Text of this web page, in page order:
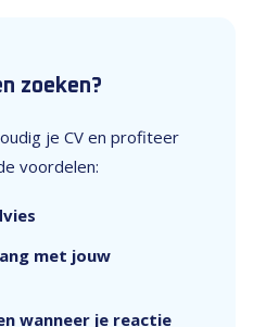
zoeken?
je CV en profiteer
voordelen:
met jouw
wanneer je reactie